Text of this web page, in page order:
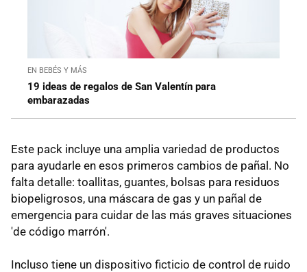
EN BEBÉS Y MÁS
19 ideas de regalos de San Valentín para
embarazadas
Este pack incluye una amplia variedad de productos
para ayudarle en esos primeros cambios de pañal. No
falta detalle: toallitas, guantes, bolsas para residuos
biopeligrosos, una máscara de gas y un pañal de
emergencia para cuidar de las más graves situaciones
'de código marrón'.
Incluso tiene un dispositivo ficticio de control de ruido